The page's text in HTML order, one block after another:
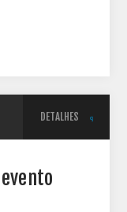
DETALHES